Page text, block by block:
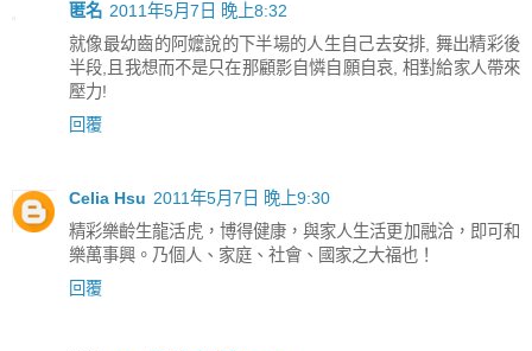
匿名 2011年5月7日 晚上8:32
就像最幼齒的阿嬤說的下半場的人生自己去安排, 舞出精彩後
半段,且我想而不是只在那顧影自憐自願自哀, 相對給家人帶來
壓力!
回覆
Celia Hsu 2011年5月7日 晚上9:30
精彩樂齡生龍活虎，博得健康，與家人生活更加融洽，即可和
樂萬事興。乃個人、家庭、社會、國家之大福也！
回覆